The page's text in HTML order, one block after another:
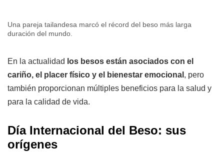
Una pareja tailandesa marcó el récord del beso más larga
duración del mundo.
En la actualidad los besos están asociados con el
cariño, el placer físico y el bienestar emocional , pero
también proporcionan múltiples beneficios para la salud y
para la calidad de vida.
Día Internacional del Beso: sus
orígenes